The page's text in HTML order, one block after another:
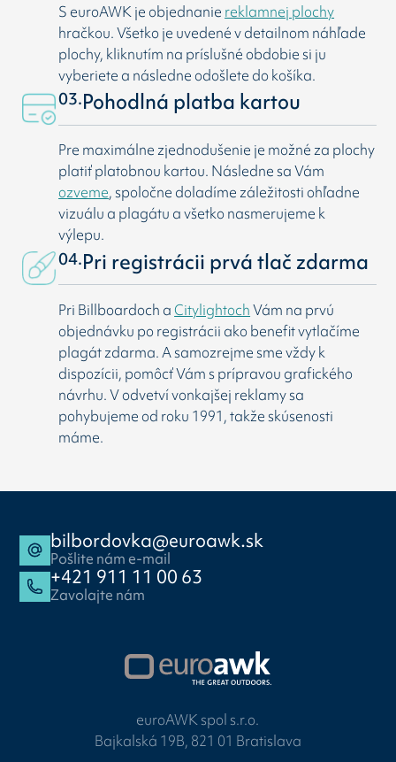
S euroAWK je objednanie reklamnej plochy
hračkou. Všetko je uvedené v detailnom náhľade
plochy, kliknutím na príslušné obdobie si ju
vyberiete a následne odošlete do košíka.
03.Pohodlná platba kartou
Pre maximálne zjednodušenie je možné za plochy
platiť platobnou kartou. Následne sa Vám
ozveme, spoločne doladíme záležitosti ohľadne
vizuálu a plagátu a všetko nasmerujeme k
výlepu.
04.Pri registrácii prvá tlač zdarma
Pri Billboardoch aCitylightochVám na prvú
objednávku po registrácii ako benefit vytlačíme
plagát zdarma. A samozrejme sme vždy k
dispozícii, pomôcť Vám s prípravou grafického
návrhu. V odvetví vonkajšej reklamy sa
pohybujeme od roku 1991, takže skúsenosti
máme.
bilbordovka@euroawk.sk
Pošlite nám e-mail
+421 911 11 00 63
Zavolajte nám
euroAWK spol s.r.o.
Bajkalská 19B, 821 01 Bratislava